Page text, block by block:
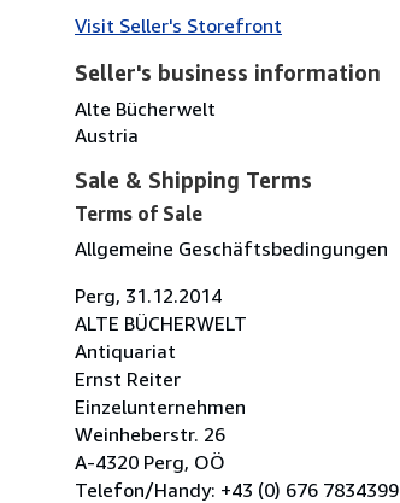
Visit Seller's Storefront
Seller's business information
Alte Bücherwelt
Austria
Sale & Shipping Terms
Terms of Sale
Allgemeine Geschäftsbedingungen
Perg, 31.12.2014
ALTE BÜCHERWELT
Antiquariat
Ernst Reiter
Einzelunternehmen
Weinheberstr. 26
A-4320 Perg, OÖ
Telefon/Handy: +43 (0) 676 7834399